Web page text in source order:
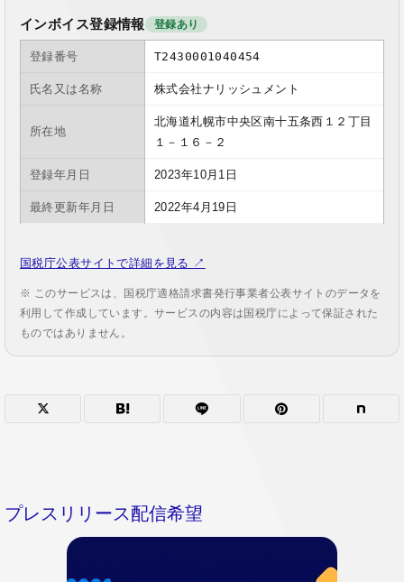
インボイス登録情報 登録あり
登録番号 T2430001040454
氏名又は名称 株式会社ナリッシュメント
所在地
北海道札幌市中央区南十五条西１２丁目
１－１６－２
登録年月日 2023年10月1日
最終更新年月日 2022年4月19日
国税庁公表サイトで詳細を見る ↗
※ このサービスは、国税庁適格請求書発行事業者公表サイトのデータを
利用して作成しています。サービスの内容は国税庁によって保証された
ものではありません。
プレスリリース配信希望